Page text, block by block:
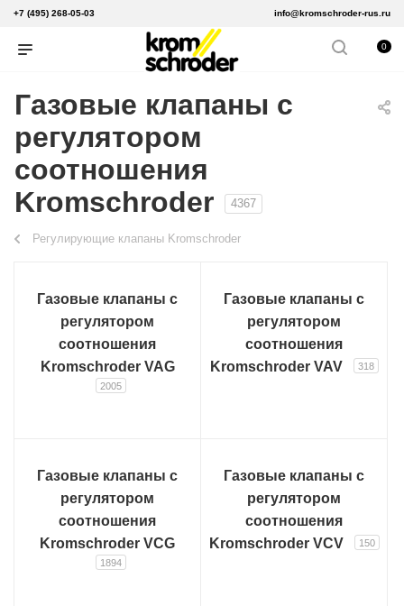
+7 (495) 268-05-03 info@kromschroder-rus.ru
0
Газовые клапаны с
регулятором
соотношения
Kromschroder
4367
Регулирующие клапаны Kromschroder
Газовые клапаны с
регулятором
соотношения
Kromschroder VAG
2005
Газовые клапаны с
регулятором
соотношения
Kromschroder VAV
318
Газовые клапаны с
регулятором
соотношения
Kromschroder VCG
1894
Газовые клапаны с
регулятором
соотношения
Kromschroder VCV
150